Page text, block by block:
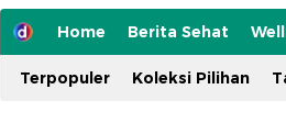
Home Berita Sehat
Terpopuler Koleksi Pilihan